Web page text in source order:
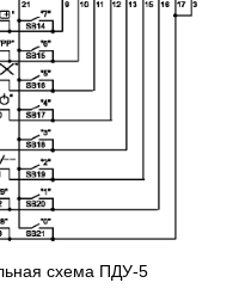
схема ПДУ-5